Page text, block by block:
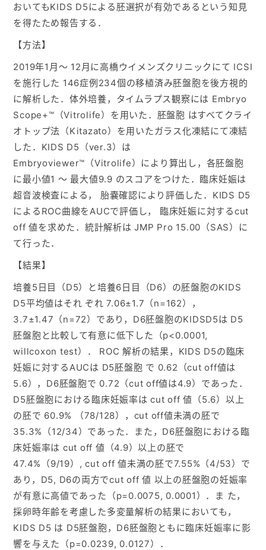
おいてもKIDS D5による胚選択が有効であるという知見
を得たため報告する．
【方法】
2019年1月～ 12月に高橋ウイメンズクリニックにて ICSI
を施行した 146症例234個の移植済み胚盤胞を後方視的
に解析した．体外培養，タイムラプス観察には Embryo
Scope+™️（Vitrolife）を用いた．胚盤胞 はすべてクライ
オトップ法（Kitazato）を用いたガラス化凍結にて凍結
した．KIDS D5（ver.3）は
Embryoviewer™️（Vitrolife）により算出し，各胚盤胞
に最小値1 ～ 最大値9.9 のスコアをつけた．臨床妊娠は
超音波検査による， 胎嚢確認により評価した．KIDS D5
によるROC曲線をAUCで評価し， 臨床妊娠に対するcut
off 値を求めた．統計解析は JMP Pro 15.00（SAS）に
て行った．
【結果】
培養5日目（D5）と培養6日目（D6）の胚盤胞のKIDS
D5平均値はそれ ぞれ 7.06±1.7（n=162），
3.7±1.47（n=72）であり，D6胚盤胞のKIDSD5は D5
胚盤胞と比較して有意に低下した（p<0.0001,
willcoxon test）． ROC 解析の結果，KIDS D5の臨床
妊娠に対するAUCは D5胚盤胞 で 0.62（cut off値は
5.6），D6胚盤胞で 0.72（cut off値は4.9）であった．
D5胚盤胞における臨床妊娠率は cut off 値（5.6）以上
の胚で 60.9% （78/128），cut off値未満の胚で
35.3%（12/34）であった．また，D6胚盤胞における臨
床妊娠率は cut off 値（4.9）以上の胚で
47.4%（9/19）, cut off 値未満の胚で7.55%（4/53）で
あり，D5, D6の両方でcut off 値 以上の胚盤胞の妊娠率
が有意に高値であった（p=0.0075, 0.0001）．ま た，
採卵時年齢を考慮した多変量解析の結果においても，
KIDS D5 は D5胚盤胞，D6胚盤胞ともに臨床妊娠率に影
響を与えた（p=0.0239, 0.0127）．